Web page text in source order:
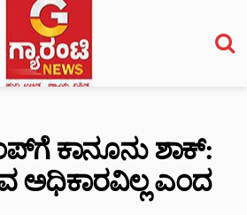
ಕಾನೂನು ಶಾಕ್:
ಅಧಿಕಾರವಿಲ್ಲ ಎಂದ